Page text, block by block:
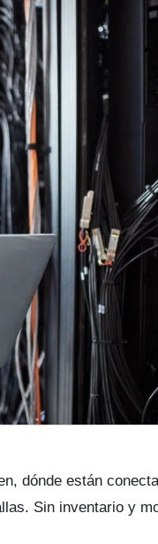
dónde están
Sin inventario y